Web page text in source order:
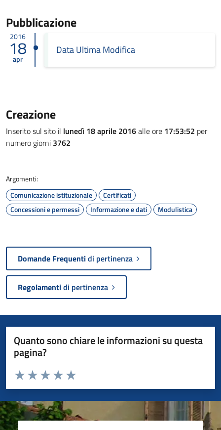
Pubblicazione
2016
18
apr
Data Ultima Modifica
Creazione
Inserito sul sito il lunedì 18 aprile 2016alle ore 17:53:52 per
numero giorni 3762
Argomenti:
Comunicazione istituzionale
Certificati
Concessioni e permessi
Informazione e dati Modulistica
Domande Frequentidi pertinenza
Regolamentidi pertinenza
Quanto sono chiare le informazioni su questa
pagina?
Valuta da 1 a 5 stelle la pagina
Valuta 5 stelle su 5
Valuta 4 stelle su 5
Valuta 3 stelle su 5
Valuta 2 stelle su 5
Valuta 1 stelle su 5